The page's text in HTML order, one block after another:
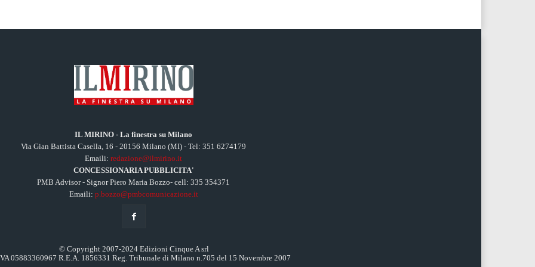
IL MIRINO - La finestra su Milano
Via Gian Battista Casella, 16 - 20156 Milano (MI) - Tel: 351 6274179
Emaili:redazione@ilmirino.it
CONCESSIONARIA PUBBLICITA'
PMB Advisor - Signor Piero Maria Bozzo- cell: 335 354371
Emaili: p.bozzo@pmbcomunicazione.it
© Copyright 2007-2024 Edizioni Cinque A srl
05883360967 R.E.A. 1856331 Reg. Tribunale di Milano n.705 del 15 Novembre 2007